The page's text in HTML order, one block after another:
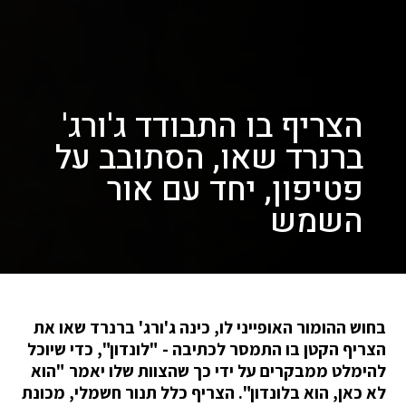
הצריף בו התבודד ג'ורג'
ברנרד שאו, הסתובב על
פטיפון, יחד עם אור
השמש
בחוש ההומור האופייני לו, כינה ג'ורג' ברנרד שאו את
הצריף הקטן בו התמסר לכתיבה - "לונדון", כדי שיוכל
להימלט ממבקרים על ידי כך שהצוות שלו יאמר "הוא
לא כאן, הוא בלונדון". הצריף כלל תנור חשמלי, מכונת